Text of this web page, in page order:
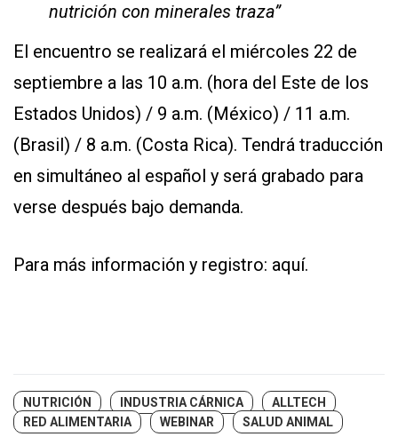
nutrición con minerales traza”
El encuentro se realizará el miércoles 22 de
septiembre a las 10 a.m. (hora del Este de los
Estados Unidos) / 9 a.m. (México) / 11 a.m.
(Brasil) / 8 a.m. (Costa Rica). Tendrá traducción
en simultáneo al español y será grabado para
verse después bajo demanda.
Para más información y registro: aquí.
NUTRICIÓN INDUSTRIA CÁRNICA
ALLTECH
RED ALIMENTARIA
WEBINAR SALUD ANIMAL